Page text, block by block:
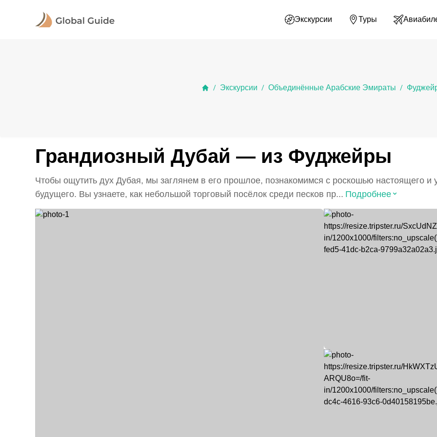
Экскурсии Туры
/ Экскурсии / Объединённые Арабские Эмираты /
Грандиозный Дубай — из Фуджейры
Чтобы ощутить дух Дубая, мы заглянем в его прошлое, познакомимся с роскошью настоящего
будущего. Вы узнаете, как небольшой торговый посёлок среди песков пр... Подробнее⌃